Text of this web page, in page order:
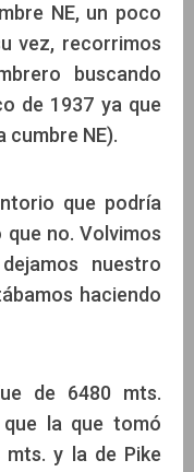
NE, un poco
vez, recorrimos
buscando
de 1937 ya que
cumbre NE).
que podría
que no. Volvimos
nuestro
haciendo
de 6480 mts.
que la que tomó
mts. y la de Pike